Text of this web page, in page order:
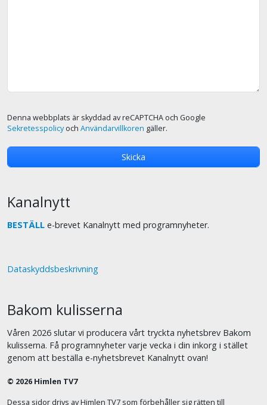
Denna webbplats är skyddad av reCAPTCHA och Google
Sekretesspolicyoch Användarvillkoren gäller.
Kanalnytt
BESTÄLL e-brevet Kanalnytt med programnyheter.
Dataskyddsbeskrivning
Bakom kulisserna
Våren 2026 slutar vi producera vårt tryckta nyhetsbrev Bakom
kulisserna. Få programnyheter varje vecka i din inkorg i stället
genom att beställa e-nyhetsbrevet Kanalnytt ovan!
© 2026 Himlen TV7
Dessa sidor drivs av Himlen TV7 som förbehåller sig rätten till